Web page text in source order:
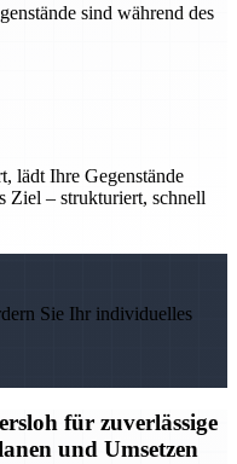
sind während des
lädt Ihre Gegenstände
Ziel – strukturiert, schnell
Sie Ihr individuelles
für zuverlässige
und Umsetzen